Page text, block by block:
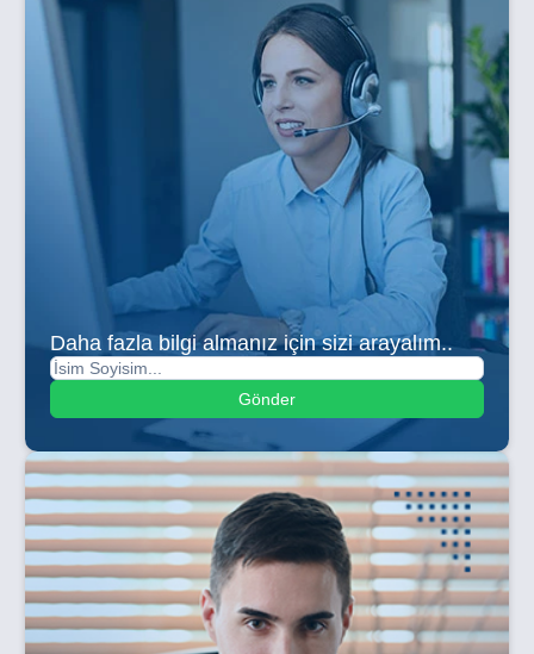
Daha fazla bilgi almanız için sizi arayalım..
Gönder